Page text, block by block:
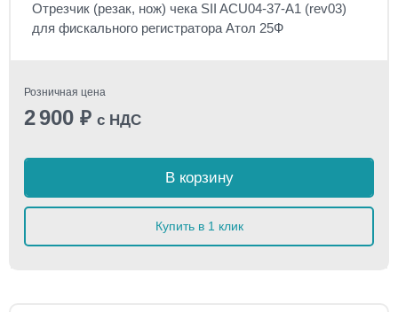
Отрезчик (резак, нож) чека SII ACU04-37-A1 (rev03)
для фискального регистратора Атол 25Ф
Розничная цена
2 900 ₽ с НДС
В корзину
Купить в 1 клик